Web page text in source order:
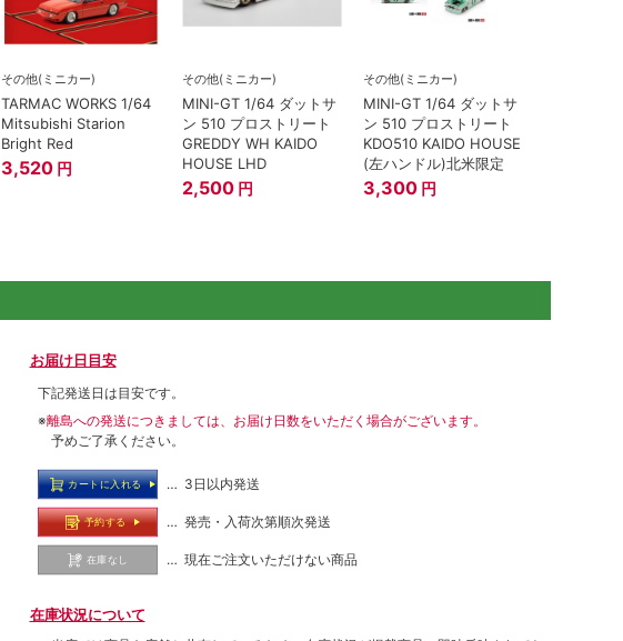
その他(ミニカー)
TARMAC WORKS 1/64
Mitsubishi Starion
Bright Red
3,520 円
その他(ミニカー)
MINI-GT 1/64 ダットサ
ン 510 プロストリート
GREDDY WH KAIDO
HOUSE LHD
2,500 円
その他(ミニカー)
MINI-GT 1/64 ダットサ
ン 510 プロストリート
KDO510 KAIDO HOUSE
(左ハンドル)北米限定
3,300 円
お届け日目安
下記発送日は目安です。
※離島への発送につきましては、お届け日数をいただく場合がございます。
予めご了承ください。
カートに入れる … 3日以内発送
予約する … 発売・入荷次第順次発送
在庫なし … 現在ご注文いただけない商品
在庫状況について